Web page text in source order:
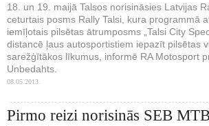
18. un 19. maijā Talsos norisināsies Latvijas
ceturtais posms Rally Talsi, kura programmā
iemīļotais pilsētas ātrumposms „Talsi City
distancē ļaus autosportistiem iepazīt pilsētas
sarežģītākos līkumus, informē RA Motosport
Unbedahts.
08.05.2013.
Pirmo reizi norisinās SEB